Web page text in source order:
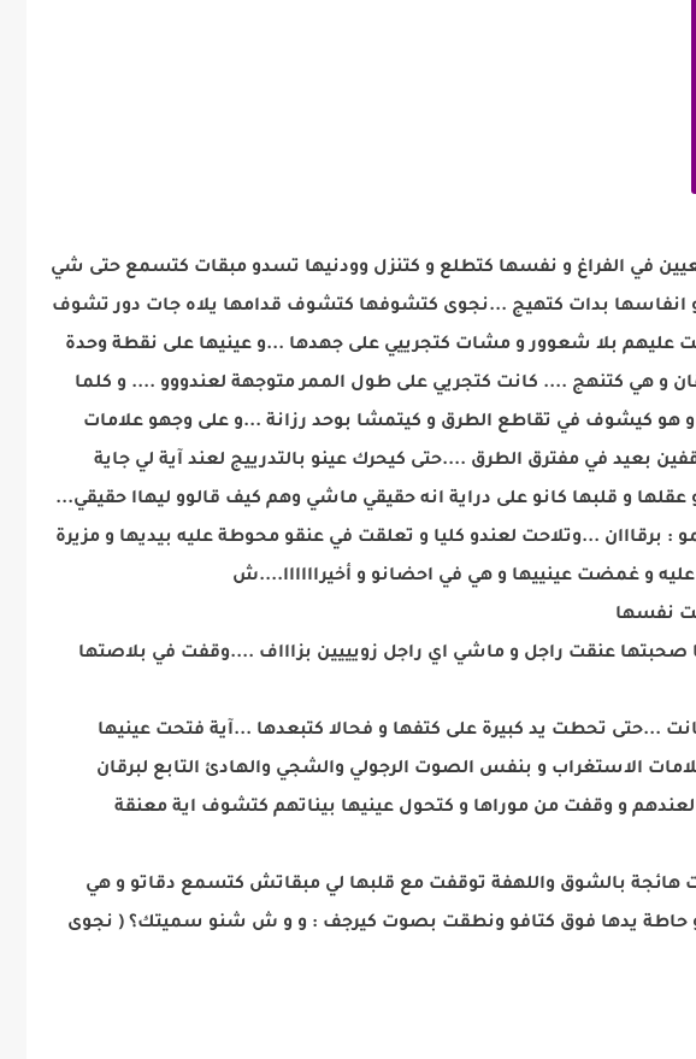
في الفراغ و نفسها كتطلع و كتنزل وودنيها تسدو مبقات كتسمع حتى شي
انفاسها بدات كتهيج ...نجوى كتشوفها كتشوف قدامها يلاه جات دور تشوف
عليهم بلا شعوور و مشات كتجرييي على جهدها ...و عينيها على نقطة وحدة
و هي كتنهج .... كانت كتجريي على طول الممر متوجهة لعندووو .... و كلما
هو كيشوف في تقاطع الطرق و كيتمشا بوحد رزانة ...و على وجهو علامات
بعيد في مفترق الطرق ....حتى كيحرك عينو بالتدرييج لعند آية لي جاية
و قلبها كانو على دراية انه حقيقي ماشي وهم كيف قالوو ليهاا حقيقي...
...وتلاحت لعندو كليا و تعلقت في عنقو محوطة عليه بيديها و مزيرة
و غمضت عينييها و هي في احضانو و أخيراااااا....ش
نفسها
عنقت راجل و ماشي اي راجل زويييين بزاااف ....وقفت في بلاصتها
...حتى تحطت يد كبيرة على كتفها و فحالا كتبعدها ...آية فتحت عينيها
الاستغراب و بنفس الصوت الرجولي والشجي والهادئ التابع لبرقان
و وقفت من موراها و كتحول عينيها بيناتهم كتشوف اية معنقة
بالشوق واللهفة توقفت مع قلبها لي مبقاتش كتسمع دقاتو و هي
و حاطة يدها فوق كتافو ونطقت بصوت كيرجف : و و ش شنو سميتك؟ ( نجوى